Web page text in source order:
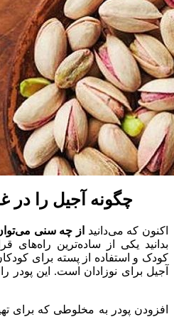
چگونه آجیل را در
اکنون که می‌دانید از چه سنی
بدانید یکی از ساده‌ترین راه‌های
کودک و استفاده از پسته برای
آجیل برای نوزادان است. این
افزودن پودر به مخلوطی که برای